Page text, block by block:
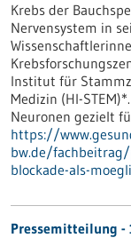
Krebs der
Nervensystem in
Institut für
Medizin (HI-
Neuronen gezielt
https://
bw.de/
blockade-als-
Pressemitteilung -